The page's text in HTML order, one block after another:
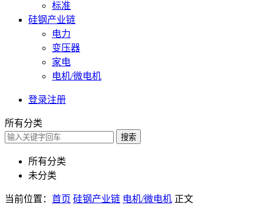
标准
硅钢产业链
电力
变压器
家电
电机/微电机
登录注册
所有分类
搜索
所有分类
未分类
当前位置： 首页 硅钢产业链 电机/微电机 正文